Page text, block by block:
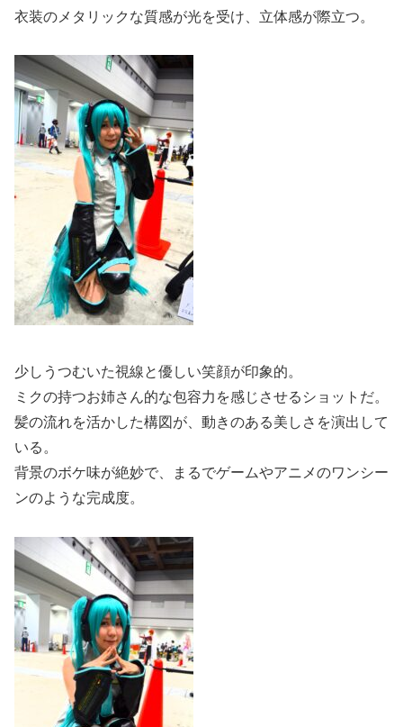
衣装のメタリックな質感が光を受け、立体感が際立つ。
少しうつむいた視線と優しい笑顔が印象的。
ミクの持つお姉さん的な包容力を感じさせるショットだ。
髪の流れを活かした構図が、動きのある美しさを演出して
いる。
背景のボケ味が絶妙で、まるでゲームやアニメのワンシー
ンのような完成度。